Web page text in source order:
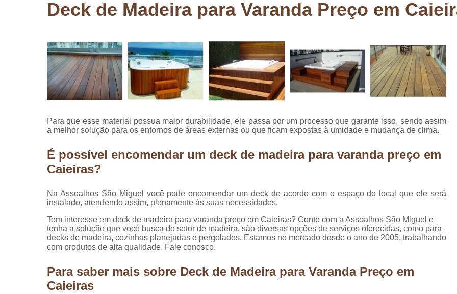
Pergolados
de madeira
em madeira
Pisos de
madeira
Raspagem
de pisos de
Restauração
de pisos de
Deck em Madeira Cumaru
Marcenaria com Móveis Planejados
Marcenaria de Personalização de
Marcenaria de Planejado para Residência
Marcenaria de Planejados para Quarto
Loja
Móveis Planejados em São
Móveis Planejados para Quarto de
Móveis Planejados para Sala de
Móveis Planejados Residênciais
Painel
Painel
Painel de Madeira para área
Deck de Madeira para Varanda Preço em
Para que esse material possua maior durabilidade, ele passa por um processo que garante isso, sendo assim
a melhor solução para os entornos de áreas externas ou que ficam expostas à umidade e mudança de clima.
É possível encomendar um deck de madeira para varanda preço em
Caieiras?
Na Assoalhos São Miguel você pode encomendar um deck de acordo com o espaço do local que ele será
instalado, atendendo assim, plenamente às suas necessidades.
Tem interesse em deck de madeira para varanda preço em Caieiras? Conte com a Assoalhos São Miguel e
tenha a solução que você busca do setor de madeira, são diversas opções de serviços oferecidas, como para
decks de madeira, cozinhas planejadas e pergolados. Estamos no mercado desde o ano de 2005, trabalhando
com produtos de alta qualidade. Fale conosco.
Para saber mais sobre Deck de Madeira para Varanda Preço em
Caieiras